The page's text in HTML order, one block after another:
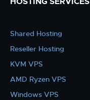
Shared Hosting
Reseller Hosting
KVM VPS
AMD Ryzen VPS
Windows VPS